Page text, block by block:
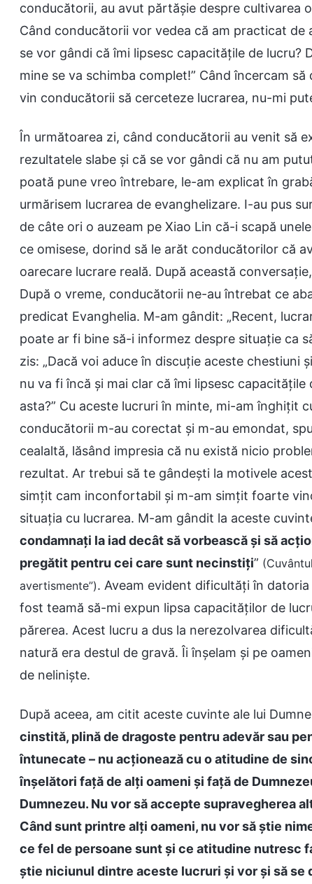
conducătorii, au avut părtășie despre cultivarea
Când conducătorii vor vedea că am practicat
se vor gândi că îmi lipsesc capacitățile de lucru?
mine se va schimba complet!” Când încercam
vin conducătorii să cerceteze lucrarea, nu-mi
În următoarea zi, când conducătorii au venit să
rezultatele slabe și că se vor gândi că nu am
poată pune vreo întrebare, le-am explicat în
urmărisem lucrarea de evanghelizare. I-au pus
de câte ori o auzeam pe Xiao Lin că-i scapă
ce omisese, dorind să le arăt conducătorilor că
oarecare lucrare reală. După această
După o vreme, conducătorii ne-au întrebat ce
predicat Evanghelia. M-am gândit: „Recent,
poate ar fi bine să-i informez despre situație ca
zis: „Dacă voi aduce în discuție aceste chestiuni
nu va fi încă și mai clar că îmi lipsesc
asta?” Cu aceste lucruri în minte, mi-am înghițit
conducătorii m-au corectat și m-au emondat,
cealaltă, lăsând impresia că nu există nicio
rezultat. Ar trebui să te gândești la motivele
simțit cam inconfortabil și m-am simțit foarte
situația cu lucrarea. M-am gândit la aceste
condamnați la iad decât să vorbească și să
pregătit pentru cei care sunt necinstiți”
avertismente”). Aveam evident dificultăți în
fost teamă să-mi expun lipsa capacităților de
părerea. Acest lucru a dus la nerezolvarea
natură era destul de gravă. Îi înșelam și pe
de neliniște.
După aceea, am citit aceste cuvinte ale lui
cinstită, plină de dragoste pentru adevăr sau
întunecate – nu acționează cu o atitudine de
înșelători față de alți oameni și față de
Dumnezeu. Nu vor să accepte supravegherea
Când sunt printre alți oameni, nu vor să știe
ce fel de persoane sunt și ce atitudine nutresc
știe niciunul dintre aceste lucruri și vor și să se